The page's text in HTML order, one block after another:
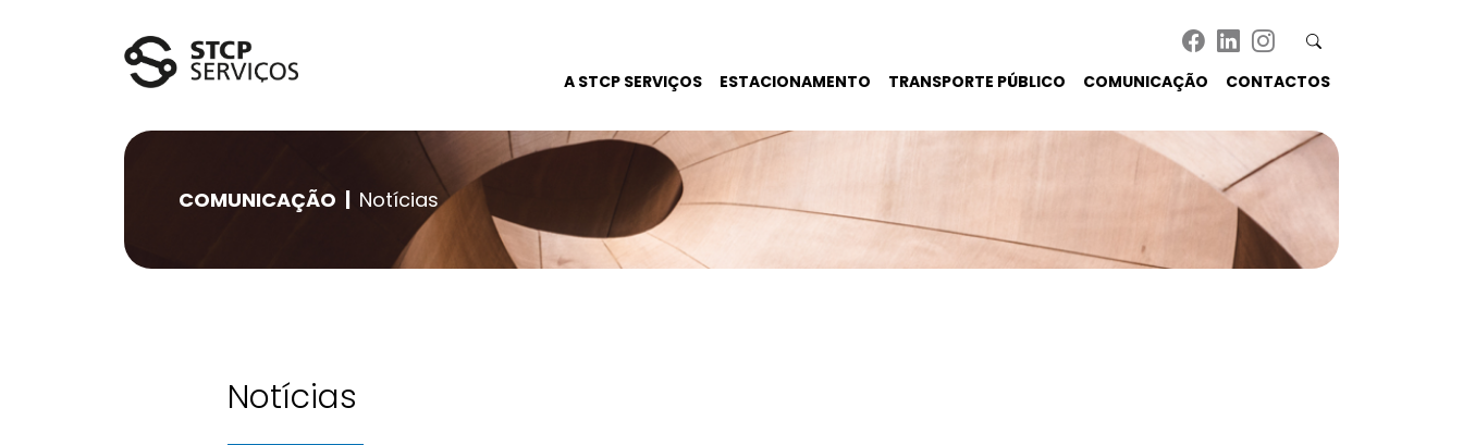
A STCP SERVIÇOS ESTACIONAMENTO TRANSPORTE PÚBLICO COMUNICAÇÃO CONTACTOS
COMUNICAÇÃO Notícias
Notícias